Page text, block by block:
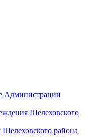
Администрации
Шелеховского
района